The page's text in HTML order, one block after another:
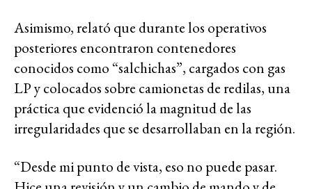
Asimismo, relató que durante los operativos
posteriores encontraron contenedores
conocidos como “salchichas”, cargados con gas
LP y colocados sobre camionetas de redilas, una
práctica que evidenció la magnitud de las
irregularidades que se desarrollaban en la región.
“Desde mi punto de vista, eso no puede pasar.